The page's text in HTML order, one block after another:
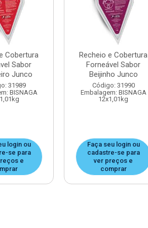
Cobertura
Sabor
Junco
31989
BISNAGA
login ou
se para
e
Recheio e Cobertura
Forneável Sabor
Beijinho Junco
Código: 31990
Embalagem: BISNAGA
12x1,01kg
Faça seu login ou
cadastre-se para
ver preços e
comprar